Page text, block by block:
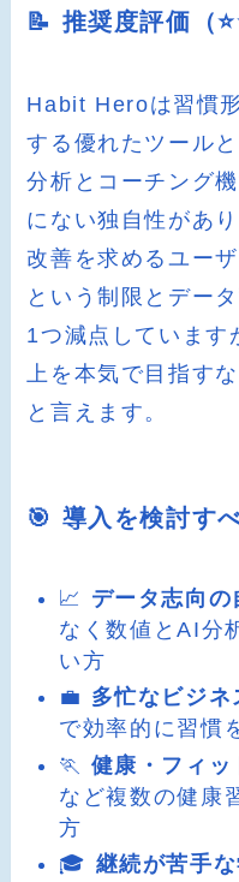
📝 推奨度評価（
Habit Heroは習慣
する優れたツール
分析とコーチング
にない独自性があ
改善を求めるユー
という制限とデー
1つ減点しています
上を本気で目指す
と言えます。
🎯 導入を検討す
📈 データ志向
なく数値とAI分
い方
💼 多忙なビジネ
で効率的に習慣
🏃 健康・フィッ
など複数の健康
方
🎓 継続が苦手